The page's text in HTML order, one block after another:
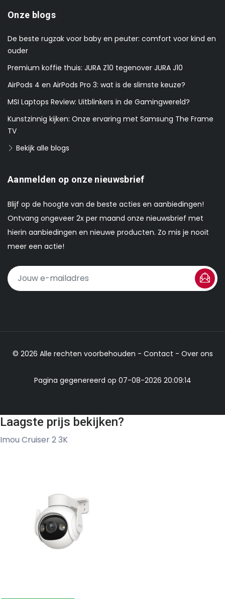
Onze blogs
De beste rugzak voor baby en peuter: comfort voor kind en
ouder
Premium koffie thuis: JURA Z10 tegenover JURA J10
AirPods 4 en AirPods Pro 3: wat is de slimste keuze?
MSI Laptops Review: Uitblinkers in de Gamingwereld?
Kunstzinnig kijken: Onze ervaring met Samsung The Frame
TV
Bekijk alle blogs
Aanmelden op onze nieuwsbrief
Blijf op de hoogte van de beste acties en aanbiedingen!
Ontvang ongeveer 2x per maand onze nieuwsbrief met
hierin aanbiedingen en nieuwe producten. Zo mis je nooit
meer een actie!
© 2026 Alle rechten voorbehouden - Contact - Over ons
Pagina gegenereerd op 07-08-2026 20:09:14
Laagste prijs bekijken?
Imou Cruiser 2 3K